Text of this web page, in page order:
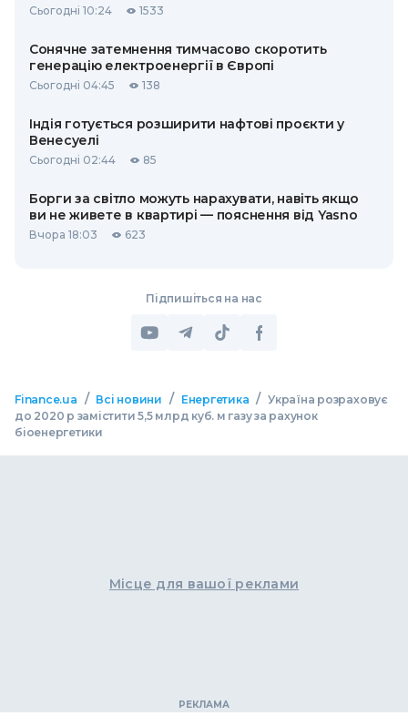
Сьогодні 10:24 1533
Сонячне затемнення тимчасово скоротить
генерацію електроенергії в Європі
Сьогодні 04:45 138
Індія готується розширити нафтові проєкти у
Венесуелі
Сьогодні 02:44 85
Борги за світло можуть нарахувати, навіть якщо
ви не живете в квартирі — пояснення від Yasno
Вчора 18:03 623
Підпишіться на нас
Finance.ua / Всі новини / Енергетика / Україна розраховує
до 2020 р замістити 5,5 млрд куб. м газу за рахунок
біоенергетики
Місце для вашої реклами